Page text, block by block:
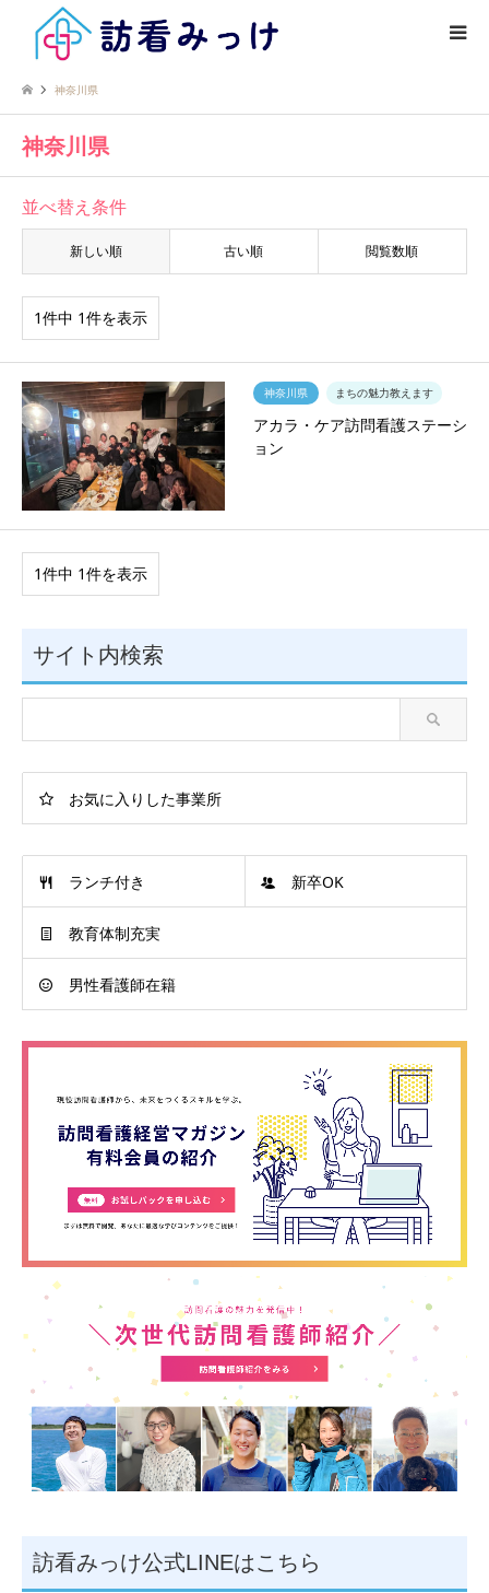
神奈川県
神奈川県
並べ替え条件
新しい順 古い順 閲覧数順
1件中 1件を表示
神奈川県 まちの魅力教えます
アカラ・ケア訪問看護ステーシ
ョン
1件中 1件を表示
サイト内検索
お気に入りした事業所
ランチ付き 新卒OK
教育体制充実
男性看護師在籍
訪看みっけ公式LINEはこちら